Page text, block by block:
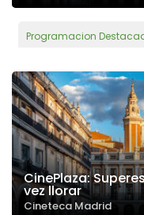
Programacion
CinePlaza:
vez llorar
Cineteca Madrid